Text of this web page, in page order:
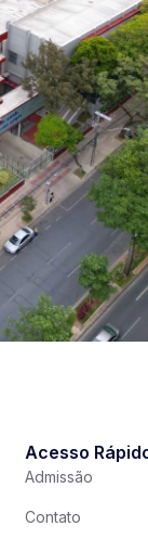
Acesso
Admissão
Contato